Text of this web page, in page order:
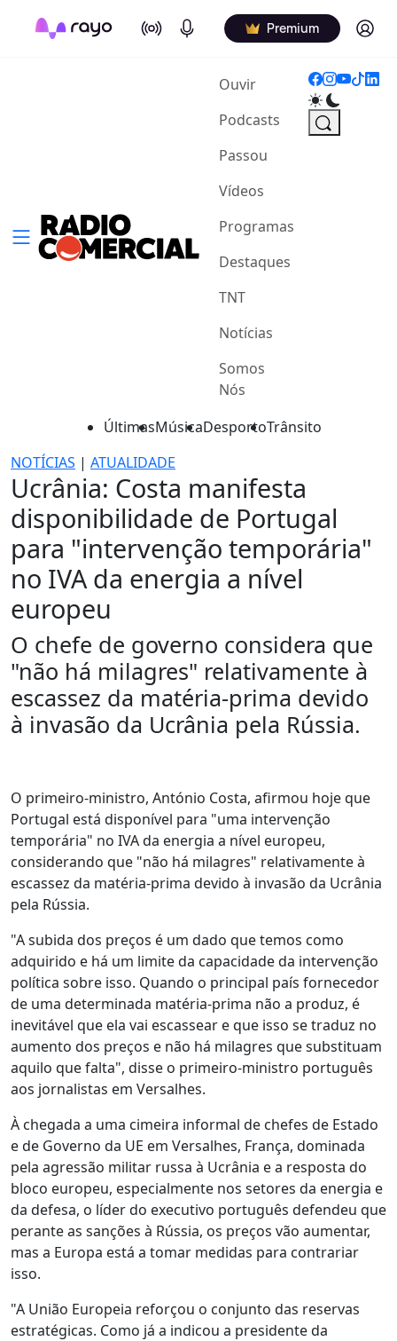
On Air Podcasts Premium Log in
Ouvir(current)
Podcasts
Passou
Vídeos
Programas
Destaques
TNT
Notícias
Somos
Nós
ÚltimasMúsicaDesportoTrânsito
NOTÍCIAS | ATUALIDADE
Ucrânia: Costa manifesta
disponibilidade de Portugal
para "intervenção temporária"
no IVA da energia a nível
europeu
O chefe de governo considera que
"não há milagres" relativamente à
escassez da matéria-prima devido
à invasão da Ucrânia pela Rússia.
O primeiro-ministro, António Costa, afirmou hoje que
Portugal está disponível para "uma intervenção
temporária" no IVA da energia a nível europeu,
considerando que "não há milagres" relativamente à
escassez da matéria-prima devido à invasão da Ucrânia
pela Rússia.
"A subida dos preços é um dado que temos como
adquirido e há um limite da capacidade da intervenção
política sobre isso. Quando o principal país fornecedor
de uma determinada matéria-prima não a produz, é
inevitável que ela vai escassear e que isso se traduz no
aumento dos preços e não há milagres que substituam
aquilo que falta", disse o primeiro-ministro português
aos jornalistas em Versalhes.
À chegada a uma cimeira informal de chefes de Estado
e de Governo da UE em Versalhes, França, dominada
pela agressão militar russa à Ucrânia e a resposta do
bloco europeu, especialmente nos setores da energia e
da defesa, o líder do executivo português defendeu que
perante as sanções à Rússia, os preços vão aumentar,
mas a Europa está a tomar medidas para contrariar
isso.
"A União Europeia reforçou o conjunto das reservas
estratégicas. Como já a indicou a presidente da